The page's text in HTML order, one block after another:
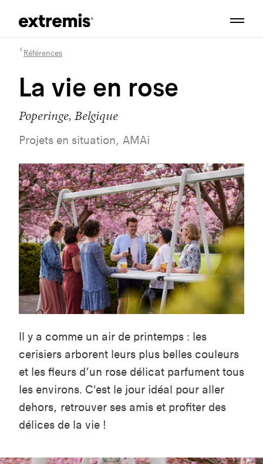
Références
La vie en rose
Poperinge, Belgique
Projets en situation, AMAi
Il y a comme un air de printemps : les
cerisiers arborent leurs plus belles couleurs
et les fleurs d’un rose délicat parfument tous
les environs. C'est le jour idéal pour aller
dehors, retrouver ses amis et profiter des
délices de la vie !